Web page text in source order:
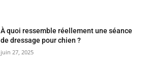
À quoi ressemble réellement une séance
de dressage pour chien ?
juin 27, 2025